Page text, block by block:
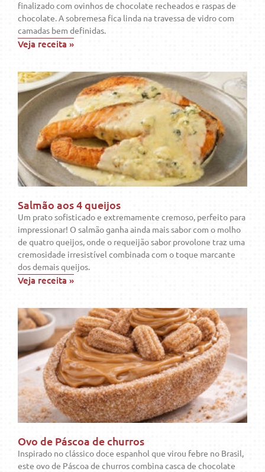
finalizado com ovinhos de chocolate recheados e raspas de
chocolate. A sobremesa fica linda na travessa de vidro com
camadas bem definidas.
Veja receita »
Salmão aos 4 queijos
Um prato sofisticado e extremamente cremoso, perfeito para
impressionar! O salmão ganha ainda mais sabor com o molho
de quatro queijos, onde o requeijão sabor provolone traz uma
cremosidade irresistível combinada com o toque marcante
dos demais queijos.
Veja receita »
Ovo de Páscoa de churros
Inspirado no clássico doce espanhol que virou febre no Brasil,
este ovo de Páscoa de churros combina casca de chocolate